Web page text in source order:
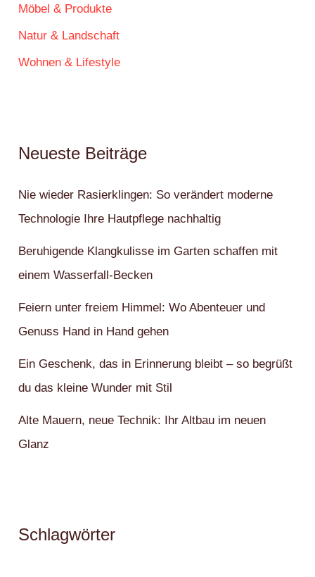
Möbel & Produkte
Natur & Landschaft
Wohnen & Lifestyle
Neueste Beiträge
Nie wieder Rasierklingen: So verändert moderne
Technologie Ihre Hautpflege nachhaltig
Beruhigende Klangkulisse im Garten schaffen mit
einem Wasserfall-Becken
Feiern unter freiem Himmel: Wo Abenteuer und
Genuss Hand in Hand gehen
Ein Geschenk, das in Erinnerung bleibt – so begrüßt
du das kleine Wunder mit Stil
Alte Mauern, neue Technik: Ihr Altbau im neuen
Glanz
Schlagwörter